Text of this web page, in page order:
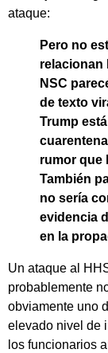
ataque:
Pero no
relacionan
NSC
de texto
Trump
rumor que
También
no sería
evidencia
en la
Un ataque al
probablemente
obviamente uno
elevado nivel de
los funcionarios